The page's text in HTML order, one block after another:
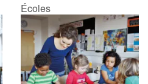
Écoles